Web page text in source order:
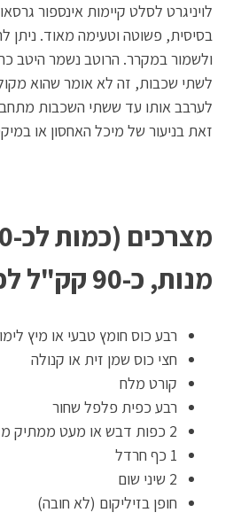
לויניגרט לסלט קיימות אינספור
בסיסית, פשוטה וטעימה מאוד. ניתן
ולשמור במקרר. הרוטב נשמר היטב
לשתי שכבות, זה לא אומר שהוא
לערבב אותו עד ששתי השכבות
זאת בניעור של מיכל האחסון או
מנות, כ-90 קק"ל לכף)
רבע כוס חומץ טבעי או מיץ
חצי כוס שמן זית או קנולה
קורט מלח
רבע כפית פלפל שחור
2 כפות דבש או מעט ממתיק מלאכותי
1 כף חרדל
2 שיני שום
חופן בזיליקום (לא חובה)